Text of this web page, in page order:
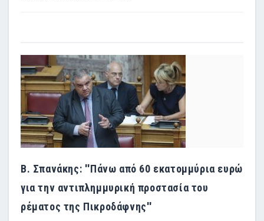
Β. Σπανάκης: ''Πάνω από 60 εκατομμύρια ευρώ
για την αντιπλημμυρική προστασία του
ρέματος της Πικροδάφνης''